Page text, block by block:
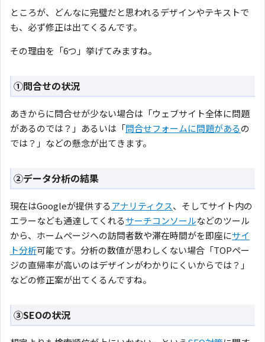
ところが、どんなに完璧だと思われるデザインやテキストで
も、必ず修正は出てくるんです。
その理由を「6つ」挙げてみますね。
①問合せの状況
あきからに問合せが少ない場合は「ウェブサイト全体に問題
があるのでは？」あるいは「問合せフォームに問題があるの
では？」などの懸念が出てきます。
②データ分析の結果
現在はGoogleが提供するアナリティクス、そしてサイト内の
エラーなども通達してくれるサーチコンソールなどのツール
から、ホームページへの訪問者数や滞在時間がを即座にサイ
ト分析可能です。分析の数値が思わしくない場合「TOPペー
ジの直帰率が高いのはデザインがわかりにくいからでは？」
などの修正案が出てくるんですね。
③SEOの状況